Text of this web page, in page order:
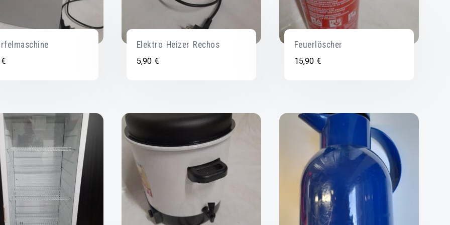
€
Elektro Heizer Rechos
5,90 €
Feuerlöscher
15,90 €